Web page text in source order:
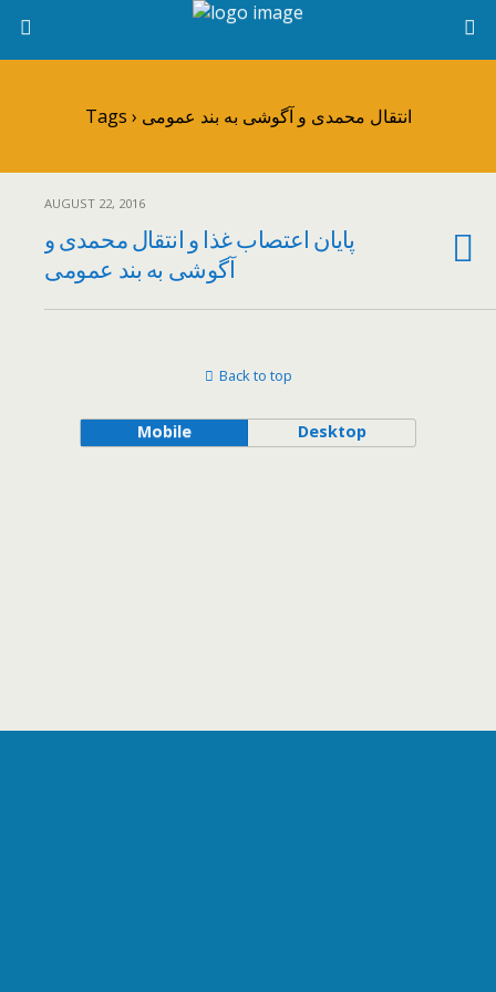
Tags › انتقال محمدی و آگوشی به بند عمومی
AUGUST 22, 2016
پایان اعتصاب غذا و انتقال محمدی و
آگوشی به بند عمومی
Back to top
Mobile Desktop